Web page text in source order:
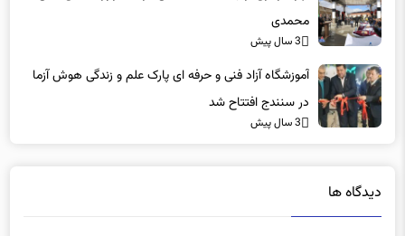
محمدی
3 سال پیش
آموزشگاه آزاد فنی و حرفه ای پارک علم و زندگی هوش آزما
در سنندج افتتاح شد
3 سال پیش
دیدگاه ها